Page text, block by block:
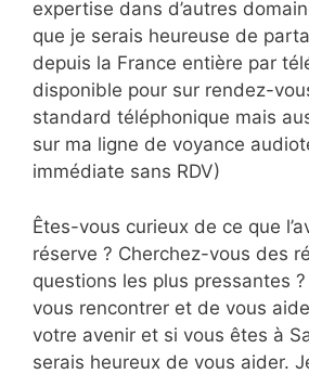
expertise dans d’autres
que je serais heureuse de
depuis la France entière par
disponible pour sur rendez-
standard téléphonique mais
sur ma ligne de voyance
immédiate sans RDV)
Êtes-vous curieux de ce que
réserve ? Cherchez-vous des
questions les plus pressantes ?
vous rencontrer et de vous
votre avenir et si vous êtes à
serais heureux de vous aider.